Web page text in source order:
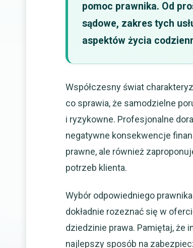
pomoc prawnika. Od
sądowe, zakres tych
aspektów życia
Współczesny świat
co sprawia, że samodzielne
i ryzykowne. Profesjonalne
negatywne konsekwencje
prawne, ale również
potrzeb klienta.
Wybór odpowiedniego
dokładnie rozeznać się w
dziedzinie prawa. Pamiętaj,
najlepszy sposób na